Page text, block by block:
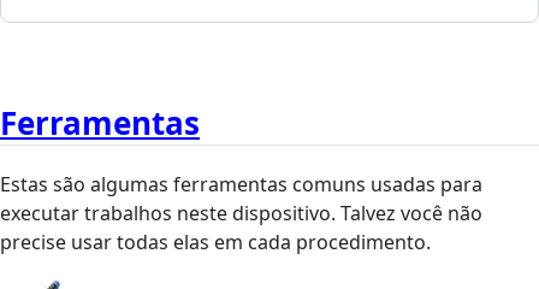
Ferramentas
Estas são algumas ferramentas comuns usadas para
executar trabalhos neste dispositivo. Talvez você não
precise usar todas elas em cada procedimento.